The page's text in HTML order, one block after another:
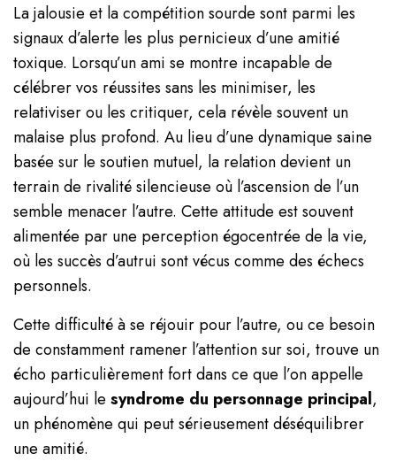
La jalousie et la compétition sourde sont parmi les
signaux d’alerte les plus pernicieux d’une amitié
toxique. Lorsqu’un ami se montre incapable de
célébrer vos réussites sans les minimiser, les
relativiser ou les critiquer, cela révèle souvent un
malaise plus profond. Au lieu d’une dynamique saine
basée sur le soutien mutuel, la relation devient un
terrain de rivalité silencieuse où l’ascension de l’un
semble menacer l’autre. Cette attitude est souvent
alimentée par une perception égocentrée de la vie,
où les succès d’autrui sont vécus comme des échecs
personnels.
Cette difficulté à se réjouir pour l’autre, ou ce besoin
de constamment ramener l’attention sur soi, trouve un
écho particulièrement fort dans ce que l’on appelle
aujourd’hui lesyndrome du personnage principal,
un phénomène qui peut sérieusement déséquilibrer
une amitié.